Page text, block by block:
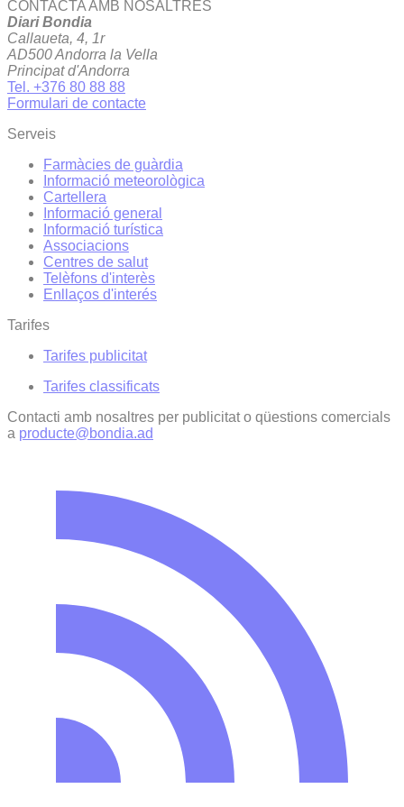
CONTACTA AMB NOSALTRES
Diari Bondia
Callaueta, 4, 1r
AD500 Andorra la Vella
Principat d'Andorra
Tel. +376 80 88 88
Formulari de contacte
Serveis
Farmàcies de guàrdia
Informació meteorològica
Cartellera
Informació general
Informació turística
Associacions
Centres de salut
Telèfons d'interès
Enllaços d'interés
Tarifes
Tarifes publicitat
Tarifes classificats
Contacti amb nosaltres per publicitat o qüestions comercials
a producte@bondia.ad